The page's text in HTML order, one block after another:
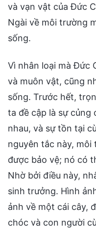
và vạn vật của Đức
Ngài về môi trường
sống.
Vì nhân loại mà Đức
và muôn vật, cũng
sống. Trước hết,
ta đề cập là sự củng
nhau, và sự tồn tại
nguyên tắc này,
được bảo vệ; nó có
Nhờ bởi điều này,
sinh trưởng. Hình
ảnh về một cái cây,
chóc và con người